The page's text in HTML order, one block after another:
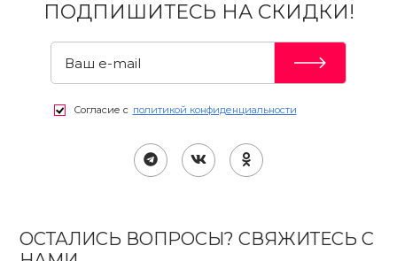
ПОДПИШИТЕСЬ НА СКИДКИ!
Согласие с политикой конфиденциальности
ОСТАЛИСЬ ВОПРОСЫ? СВЯЖИТЕСЬ С